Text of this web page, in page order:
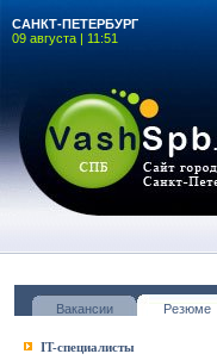
САНКТ-ПЕТЕРБУРГ
09 августа | 11:51
Вакансии Резюме
IT-специалисты